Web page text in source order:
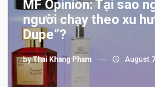
MF Opinion: Tại sao
người chạy theo xu
Dupe”?
byThai Khang Pham August